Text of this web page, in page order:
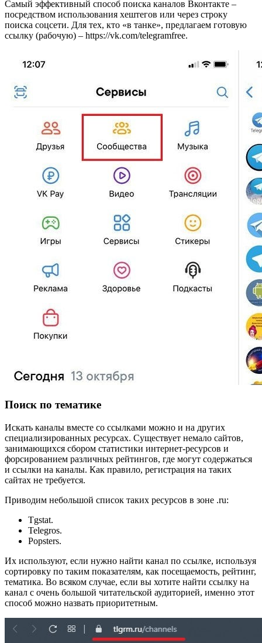
Самый эффективный способ поиска каналов Вконтакте –
посредством использования хештегов или через строку
поиска соцсети. Для тех, кто «в танке», предлагаем готовую
ссылку (рабочую) – https://vk.com/telegramfree.
Поиск по тематике
Искать каналы вместе со ссылками можно и на других
специализированных ресурсах. Существует немало сайтов,
занимающихся сбором статистики интернет-ресурсов и
форсированием различных рейтингов, где могут содержаться
и ссылки на каналы. Как правило, регистрация на таких
сайтах не требуется.
Приводим небольшой список таких ресурсов в зоне .ru:
Tgstat.
Telegros.
Popsters.
Их используют, если нужно найти канал по ссылке, используя
сортировку по таким показателям, как посещаемость, рейтинг,
тематика. Во всяком случае, если вы хотите найти ссылку на
канал с очень большой читательской аудиторией, именно этот
способ можно назвать приоритетным.